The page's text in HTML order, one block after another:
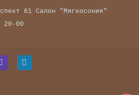
61 Cалон "Мягкосония"
20-00